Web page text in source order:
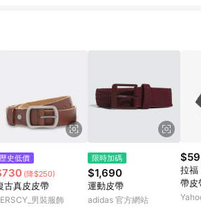
歷史低價
(降$250)
古真皮皮帶
男裝服飾
限時加碼
$1,690
運動皮帶
adidas 官方網站
拉福 馬英尼龍帆布男腰
帶皮